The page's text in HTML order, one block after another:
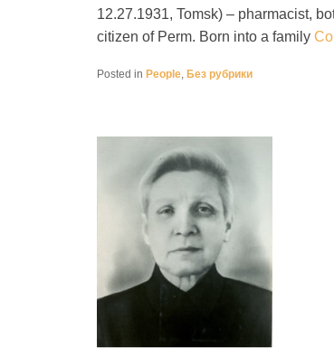
12.27.1931, Tomsk) – pharmacist,
citizen of Perm. Born into a family
Posted in People, Без рубрики